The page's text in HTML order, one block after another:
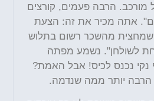
הרבה פעמים, קורצים
אתה מכיר את זה: הצעת
מהשכר רשום בתלוש
נשמע מפתה
לכיס! אבל האמת?
יותר ממה שנדמה.